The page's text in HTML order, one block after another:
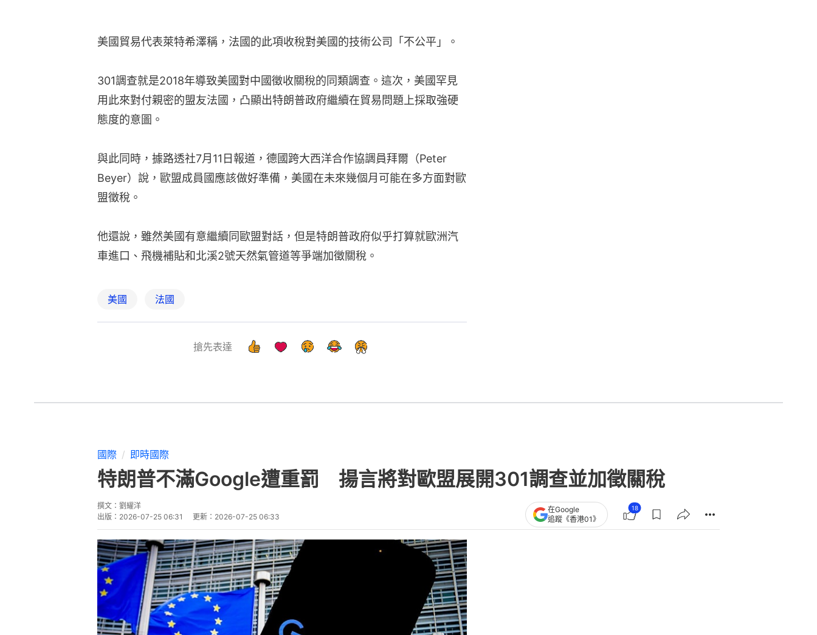
美國貿易代表萊特希澤稱，法國的此項收稅對美國的技術公司「不公平」。
301調查就是2018年導致美國對中國徵收關稅的同類調查。這次，美國罕見
用此來對付親密的盟友法國，凸顯出特朗普政府繼續在貿易問題上採取強硬
態度的意圖。
與此同時，據路透社7月11日報道，德國跨大西洋合作協調員拜爾（Peter
Beyer）說，歐盟成員國應該做好準備，美國在未來幾個月可能在多方面對歐
盟徵稅。
他還說，雖然美國有意繼續同歐盟對話，但是特朗普政府似乎打算就歐洲汽
車進口、飛機補貼和北溪2號天然氣管道等爭端加徵關稅。
美國 法國
搶先表達
國際 即時國際
特朗普不滿Google遭重罰 揚言將對歐盟展開301調查並加徵關稅
撰文： 劉耀洋
出版： 2026-07-25 06:31 更新： 2026-07-25 06:33
在Google
追蹤《香港01》
18